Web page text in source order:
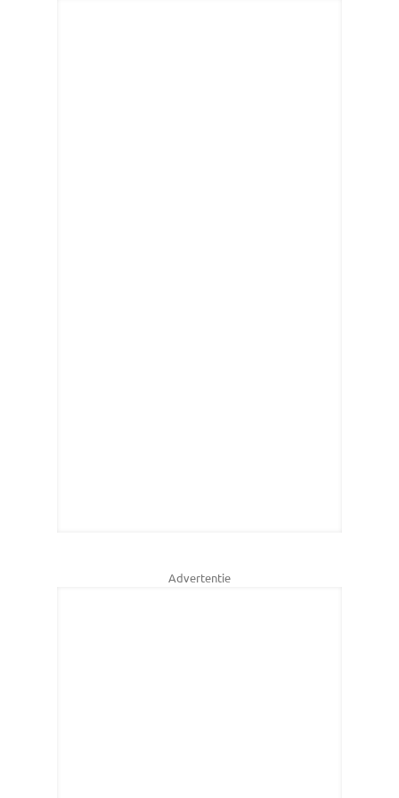
Advertentie